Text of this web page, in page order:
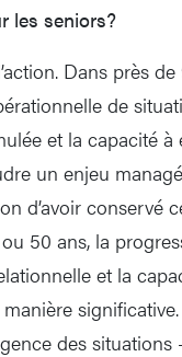
les seniors?
Dans près
de
et la capacité
un enjeu
d’avoir conservé
50 ans, la
et la
des